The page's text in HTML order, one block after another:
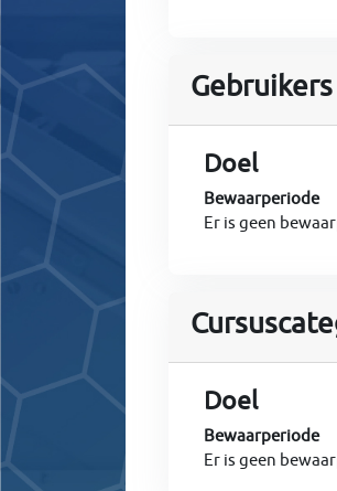
Gebruikers
Doel
Bewaarperiode
Er is geen
Doel
Bewaarperiode
Er is geen